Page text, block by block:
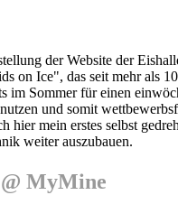
der Website der
on Ice", das seit mehr als
im Sommer für einen
und somit
hier mein erstes selbst
weiter auszubauen.
MyMine